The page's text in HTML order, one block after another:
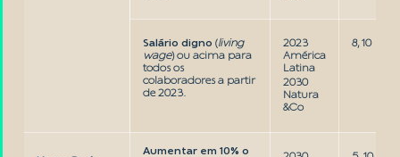
Salário digno (living
wage) ou acima para
todos os
colaboradores a partir
de 2023.
2023
América
Latina
2030
Natura
&Co
8, 10
Aumentar em 10% o